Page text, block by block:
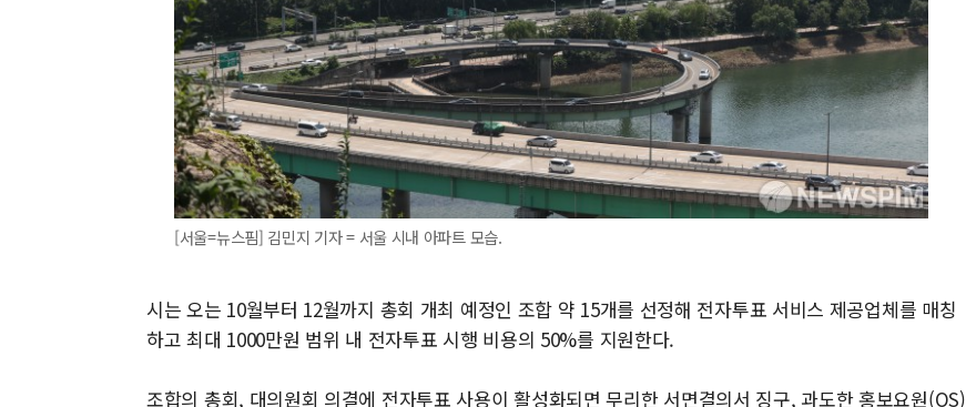
[서울=뉴스핌] 김민지 기자 = 서울 시내 아파트 모습.
시는 오는 10월부터 12월까지 총회 개최 예정인 조합 약 15개를 선정해 전자투표 서비스 제공업체를 매칭
하고 최대 1000만원 범위 내 전자투표 시행 비용의 50%를 지원한다.
조합의 총회, 대의원회 의결에 전자투표 사용이 활성화되면 무리한 서면결의서 징구, 과도한 홍보요원(OS)